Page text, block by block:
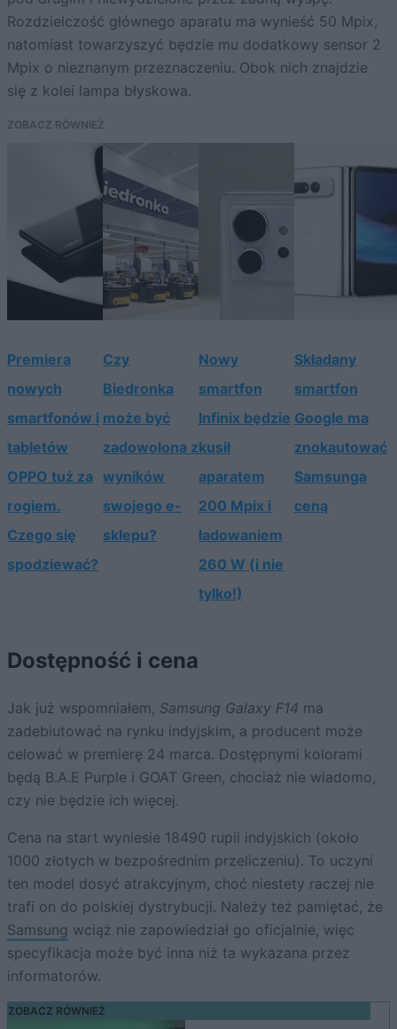
Rozdzielczość głównego aparatu ma wynieść 50 Mpix,
natomiast towarzyszyć będzie mu dodatkowy sensor 2
Mpix o nieznanym przeznaczeniu. Obok nich znajdzie
się z kolei lampa błyskowa.
ZOBACZ RÓWNIEŻ
Premiera
nowych
smartfonów i
tabletów
OPPO tuż za
rogiem.
Czego się
spodziewać?
Czy
Biedronka
może być
zadowolona z
wyników
swojego e-
sklepu?
Nowy
smartfon
Infinix będzie
kusił
aparatem
200 Mpix i
ładowaniem
260 W (i nie
tylko!)
Składany
smartfon
Google ma
znokautować
Samsunga
ceną
Dostępność i cena
Jak już wspomniałem, Samsung Galaxy F14 ma
zadebiutować na rynku indyjskim, a producent może
celować w premierę 24 marca. Dostępnymi kolorami
będą B.A.E Purple i GOAT Green, chociaż nie wiadomo,
czy nie będzie ich więcej.
Cena na start wyniesie 18490 rupii indyjskich (około
1000 złotych w bezpośrednim przeliczeniu). To uczyni
ten model dosyć atrakcyjnym, choć niestety raczej nie
trafi on do polskiej dystrybucji. Należy też pamiętać, że
Samsung wciąż nie zapowiedział go oficjalnie, więc
specyfikacja może być inna niż ta wykazana przez
informatorów.
ZOBACZ RÓWNIEŻ